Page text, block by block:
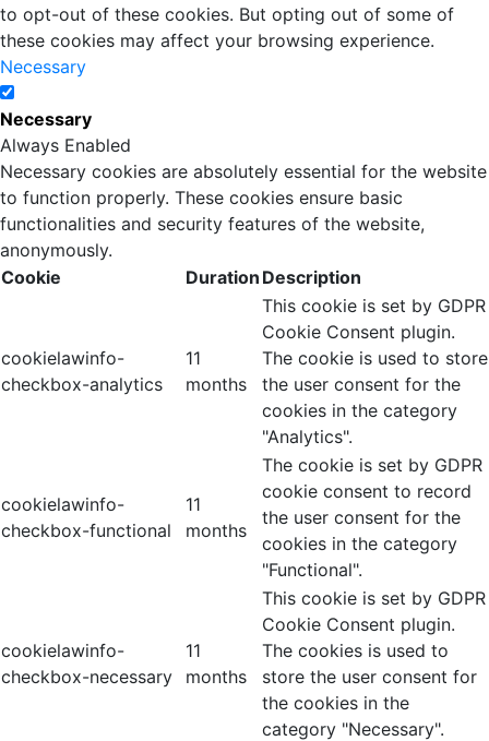
to opt-out of these cookies. But opting out of some of
these cookies may affect your browsing experience.
Necessary
Necessary
Always Enabled
Necessary cookies are absolutely essential for the website
to function properly. These cookies ensure basic
functionalities and security features of the website,
anonymously.
Cookie
Duration Description
cookielawinfo-
checkbox-analytics
11
months
This cookie is set by GDPR
Cookie Consent plugin.
The cookie is used to store
the user consent for the
cookies in the category
"Analytics".
cookielawinfo-
checkbox-functional
11
months
The cookie is set by GDPR
cookie consent to record
the user consent for the
cookies in the category
"Functional".
cookielawinfo-
checkbox-necessary
11
months
This cookie is set by GDPR
Cookie Consent plugin.
The cookies is used to
store the user consent for
the cookies in the
category "Necessary".